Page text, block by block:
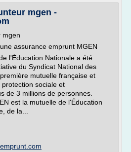
mgen -
mgen
assurance emprunt MGEN
l'Éducation Nationale a été
du Syndicat National des
mutuelle française et
sociale et
de 3 millions de personnes.
est la mutuelle de l'Éducation
de la...